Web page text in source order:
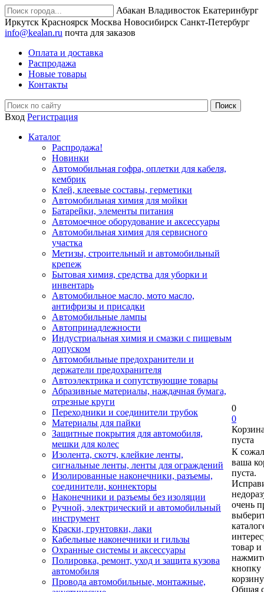
Абакан Владивосток Екатеринбург
Иркутск Красноярск Москва Новосибирск Санкт-Петербург
info@kealan.ru почта для заказов
Оплата и доставка
Распродажа
Новые товары
Контакты
Вход Регистрация
Каталог
Распродажа!
Новинки
Автомобильная гофра, оплетки для кабеля,
кембрик
Клей, клеевые составы, герметики
Автомобильная химия для мойки
Батарейки, элементы питания
Автомоечное оборудование и аксессуары
Автомобильная химия для сервисного
участка
Метизы, строительный и автомобильный
крепеж
Бытовая химия, средства для уборки и
инвентарь
Автомобильное масло, мото масло,
антифризы и присадки
Автомобильные лампы
Автопринадлежности
Индустриальная химия и смазки с пищевым
допуском
Автомобильные предохранители и
держатели предохранителя
Автоэлектрика и сопутствующие товары
Абразивные материалы, наждачная бумага,
отрезные круги
Переходники и соединители трубок
Материалы для пайки
Защитные покрытия для автомобиля,
мешки для колес
Изолента, скотч, клейкие ленты,
сигнальные ленты, ленты для ограждений
Изолированные наконечники, разъемы,
соединители, коннекторы
Наконечники и разъемы без изоляции
Ручной, электрический и автомобильный
инструмент
Краски, грунтовки, лаки
Кабельные наконечники и гильзы
Охранные системы и аксессуары
Полировка, ремонт, уход и защита кузова
автомобиля
Провода автомобильные, монтажные,
0
0
пуста
К
ваша
пуста.
очень
товар и
кнопку
Общая